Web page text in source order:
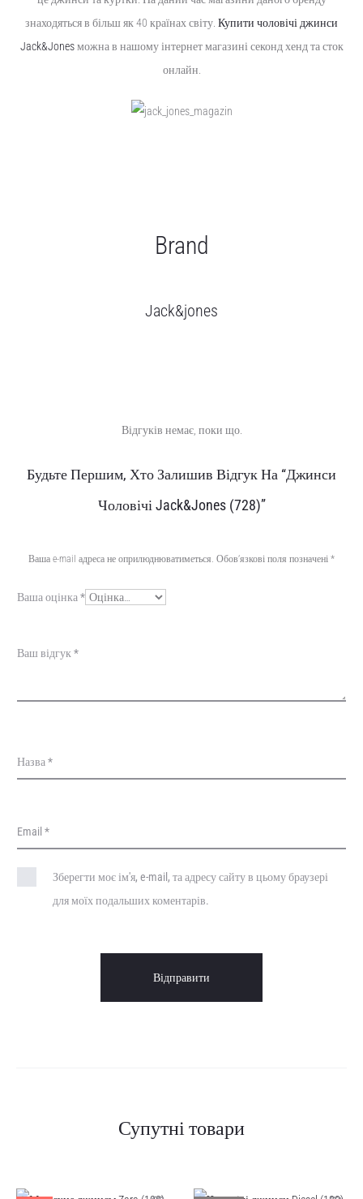
знаходяться в більш як 40 країнах світу. Купити чоловічі джинси
Jack&Jonesможна в нашому інтернет магазині секонд хенд та сток
онлайн.
Brand
Jack&jones
В
у
и
Відгуків немає, поки що.
Будьте Першим, Хто Залишив Відгук На “Джинси
Чоловічі Jack&Jones (728)”
Ваша e-mail адреса не оприлюднюватиметься. Обов’язкові поля позначені *
Ваша оцінка*
Ваш відгук *
Назва*
Email *
Зберегти моє ім'я, e-mail, та адресу сайту в цьому браузері
для моїх подальших коментарів.
Супутні товари